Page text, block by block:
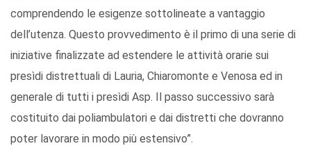
comprendendo le esigenze sottolineate a vantaggio
dell’utenza. Questo provvedimento è il primo di una serie di
iniziative finalizzate ad estendere le attività orarie sui
presìdi distrettuali di Lauria, Chiaromonte e Venosa ed in
generale di tutti i presìdi Asp. Il passo successivo sarà
costituito dai poliambulatori e dai distretti che dovranno
poter lavorare in modo più estensivo”.